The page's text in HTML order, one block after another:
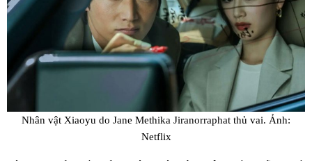
Nhân vật Xiaoyu do Jane Methika Jiranorraphat thủ vai. Ảnh:
Netflix